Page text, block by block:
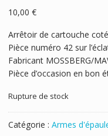
10,00 €
Arrêtoir de cartouche
Pièce numéro 42 sur
Fabricant MOSSBERG/
Pièce d’occasion en bon
Rupture de stock
Catégorie : Armes